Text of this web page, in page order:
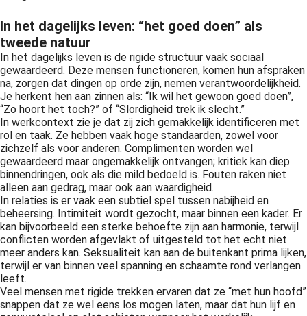
In het dagelijks leven: “het goed doen” als
tweede natuur
In het dagelijks leven is de rigide structuur vaak sociaal
gewaardeerd. Deze mensen functioneren, komen hun afspraken
na, zorgen dat dingen op orde zijn, nemen verantwoordelijkheid.
Je herkent hen aan zinnen als: “Ik wil het gewoon goed doen”,
“Zo hoort het toch?” of “Slordigheid trek ik slecht.”
In werkcontext zie je dat zij zich gemakkelijk identificeren met
rol en taak. Ze hebben vaak hoge standaarden, zowel voor
zichzelf als voor anderen. Complimenten worden wel
gewaardeerd maar ongemakkelijk ontvangen; kritiek kan diep
binnendringen, ook als die mild bedoeld is. Fouten raken niet
alleen aan gedrag, maar ook aan waardigheid.
In relaties is er vaak een subtiel spel tussen nabijheid en
beheersing. Intimiteit wordt gezocht, maar binnen een kader. Er
kan bijvoorbeeld een sterke behoefte zijn aan harmonie, terwijl
conflicten worden afgevlakt of uitgesteld tot het echt niet
meer anders kan. Seksualiteit kan aan de buitenkant prima lijken,
terwijl er van binnen veel spanning en schaamte rond verlangen
leeft.
Veel mensen met rigide trekken ervaren dat ze “met hun hoofd”
snappen dat ze wel eens los mogen laten, maar dat hun lijf en